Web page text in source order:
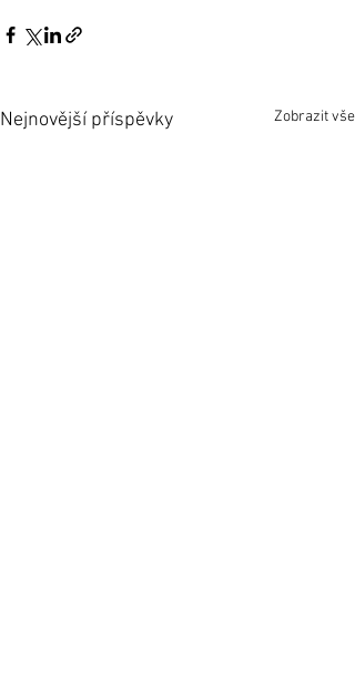
Nejnovější příspěvky Zobrazit vše